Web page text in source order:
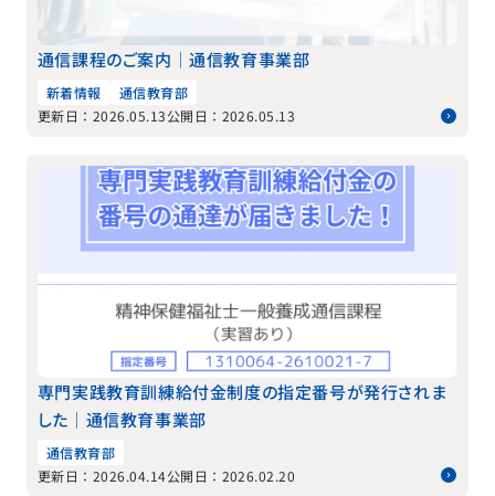
通信課程のご案内｜通信教育事業部
新着情報
通信教育部
更新日：2026.05.13公開日：2026.05.13
専門実践教育訓練給付金制度の指定番号が発行されま
した｜通信教育事業部
通信教育部
更新日：2026.04.14公開日：2026.02.20